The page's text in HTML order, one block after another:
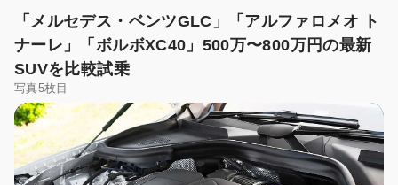
「メルセデス・ベンツGLC」「アルファロメオ ト
ナーレ」「ボルボXC40」500万〜800万円の最新
SUVを比較試乗
写真5枚目